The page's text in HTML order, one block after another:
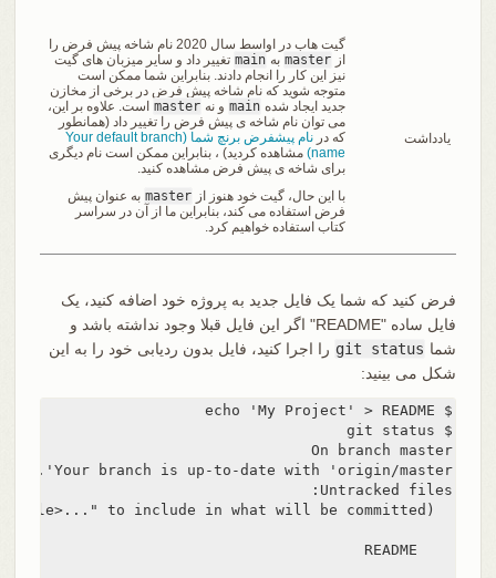
یادداشت
گیت هاب در اواسط سال 2020 نام شاخه پیش فرض را
از master به main تغییر داد و سایر میزبان های گیت
نیز این کار را انجام دادند. بنابراین شما ممکن است
متوجه شوید که نام شاخه پیش فرض در برخی از مخازن
جدید ایجاد شده main و نه master است. علاوه بر این،
می توان نام شاخه ی پیش فرض را تغییر داد (همانطور
که در
نام پیشفرض برنچ شما (Your default branch
name) مشاهده کردید) ، بنابراین ممکن است نام دیگری
برای شاخه ی پیش فرض مشاهده کنید.
با این حال، گیت خود هنوز از master به عنوان پیش
فرض استفاده می کند، بنابراین ما از آن در سراسر
کتاب استفاده خواهیم کرد.
فرض کنید که شما یک فایل جدید به پروژه خود اضافه کنید، یک
فایل ساده "README" اگر این فایل قبلا وجود نداشته باشد و
شما git status را اجرا کنید، فایل بدون ردیابی خود را به این
شکل می بینید:
$ echo 'My Project' > README
$ git status
On branch master